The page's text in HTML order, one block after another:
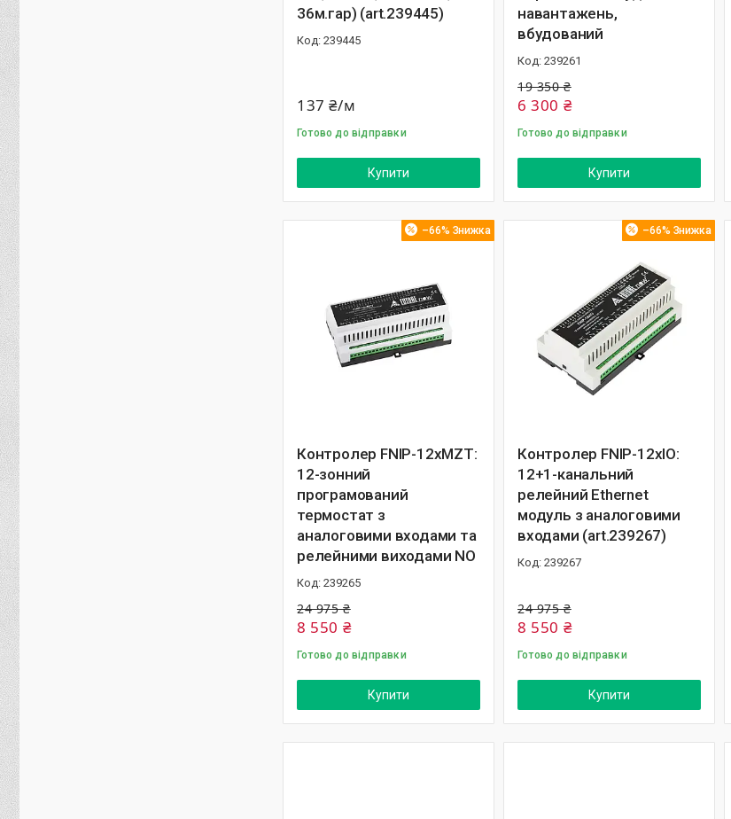
36м.гар) (art.239445)
239445
137 ₴/м
Готово до відправки
Купити
навантажень,
вбудований
239261
19 350 ₴
6 300 ₴
Готово до відправки
Купити
–66%
Контролер FNIP-12xMZT:
12-зонний
програмований
термостат з
аналоговими входами та
релейними виходами NO
239265
24 975 ₴
8 550 ₴
Готово до відправки
Купити
–66%
Контролер FNIP-12xIO:
12+1-канальний
релейний Ethernet
модуль з аналоговими
входами (art.239267)
239267
24 975 ₴
8 550 ₴
Готово до відправки
Купити